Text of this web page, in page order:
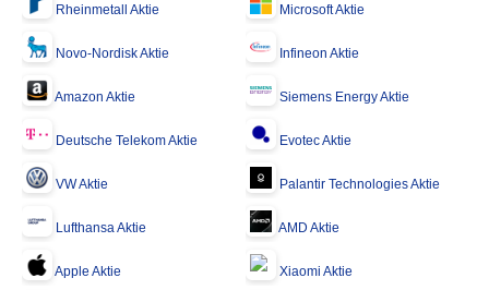
Rheinmetall Aktie Microsoft Aktie
Novo-Nordisk Aktie Infineon Aktie
Amazon Aktie Siemens Energy Aktie
Deutsche Telekom Aktie Evotec Aktie
VW Aktie Palantir Technologies Aktie
Lufthansa Aktie AMD Aktie
Apple Aktie Xiaomi Aktie